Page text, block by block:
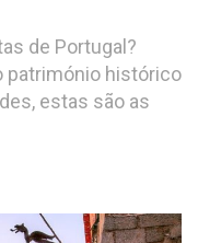
de Portugal?
património histórico
estas são as